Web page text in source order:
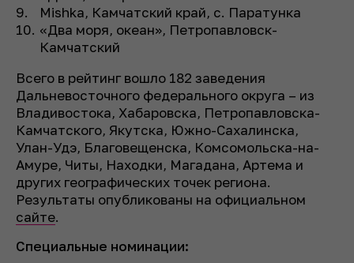
Mishka, Камчатский край, с. Паратунка
«Два моря, океан», Петропавловск-
Камчатский
Всего в рейтинг вошло 182 заведения
Дальневосточного федерального округа – из
Владивостока, Хабаровска, Петропавловска-
Камчатского, Якутска, Южно-Сахалинска,
Улан-Удэ, Благовещенска, Комсомольска-на-
Амуре, Читы, Находки, Магадана, Артема и
других географических точек региона.
Результаты опубликованы на официальном
сайте.
Специальные номинации: